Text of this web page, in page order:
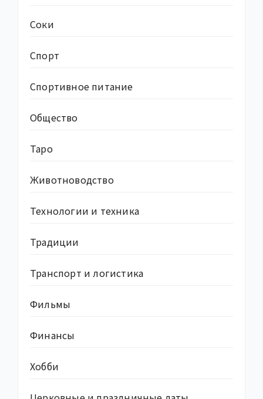
Соки
Спорт
Спортивное питание
Общество
Таро
Животноводство
Технологии и техника
Традиции
Транспорт и логистика
Фильмы
Финансы
Хобби